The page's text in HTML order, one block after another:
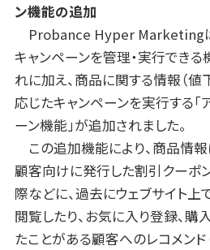
ン機能の追加
Probance Hyper Marketing
キャンペーンを管理・実行できる
れに加え、商品に関する情報（値
応じたキャンペーンを実行する「
ーン機能」が追加されました。
この追加機能により、商品情
顧客向けに発行した割引クーポ
際などに、過去にウェブサイト
閲覧したり、お気に入り登録、購
たことがある顧客へのレコメンド